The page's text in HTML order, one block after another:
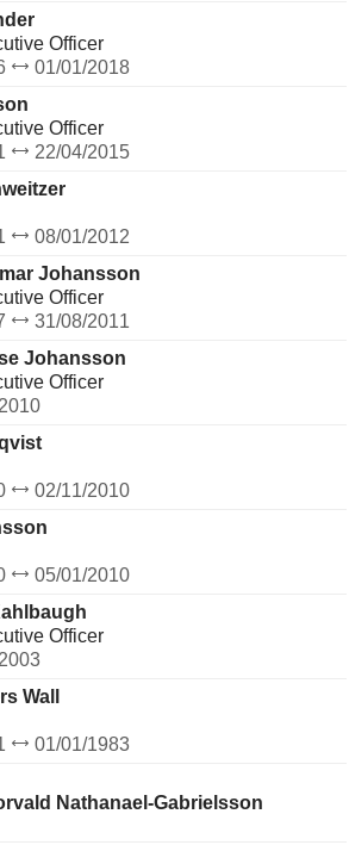
Officer
01/01/2018
Officer
22/04/2015
08/01/2012
Johansson
Officer
31/08/2011
Johansson
Officer
02/11/2010
05/01/2010
Officer
Wall
01/01/1983
Nathanael-Gabrielsson